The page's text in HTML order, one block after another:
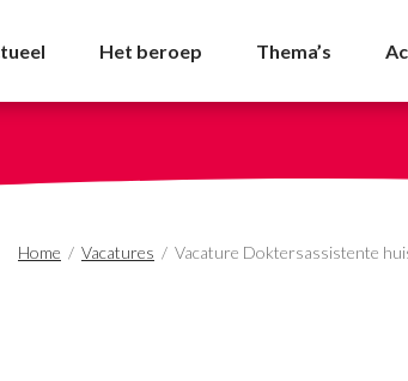
Het beroep Thema’s
Home / Vacatures / Vacature Doktersassistente